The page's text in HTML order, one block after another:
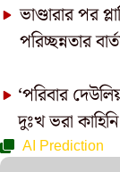
ভাণ্ডারার পর
পরিচ্ছন্নতার
‘পরিবার
দুঃখ ভরা
AI Prediction